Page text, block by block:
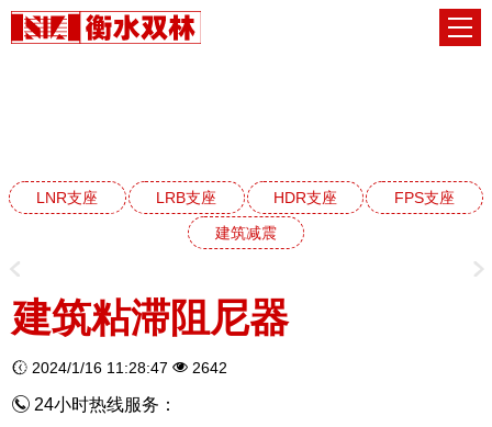
LNR支座 LRB支座 HDR支座
FPS支座
建筑减震
建筑粘滞阻尼器
2024/1/16 11:28:47 2642
24小时热线服务：